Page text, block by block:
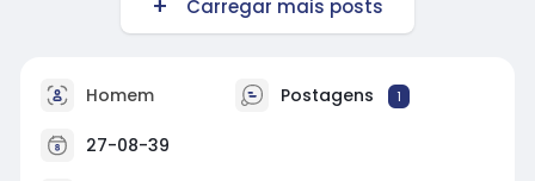
Carregar mais posts
Homem Postagens 1
27-08-39